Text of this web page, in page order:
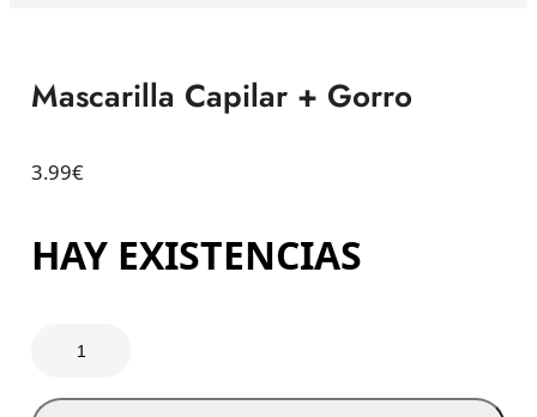
Mascarilla Capilar + Gorro
3.99€
HAY EXISTENCIAS